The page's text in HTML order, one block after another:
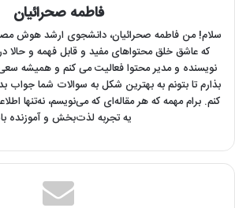
فاطمه صحرائیان
سلام! من فاطمه صحرائیان‌، دانشجوی ارشد هوش
که عاشق خلق محتواهای مفید و قابل فهمه و حالا
نویسنده و مدیر محتوا فعالیت می کنم و همیشه
بذارم تا بتونم به بهترین شکل به سوالات شما جواب
کنم. برام مهمه که هر مقاله‌ای که می‌نویسم، نه‌تنها
یه تجربه لذت‌بخش و آموزنده